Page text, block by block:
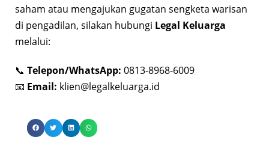
saham atau mengajukan gugatan sengketa warisan
di pengadilan, silakan hubungi Legal Keluarga
melalui:
📞 Telepon/WhatsApp: 0813-8968-6009
📧 Email: klien@legalkeluarga.id